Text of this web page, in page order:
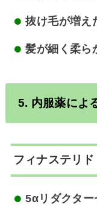
抜け毛が増え
髪が細く柔ら
5. 内服薬によ
フィナステリド
5αリダクタ